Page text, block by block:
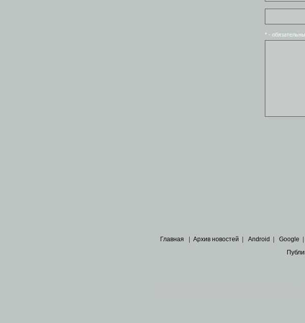
* -
Главная Архив новостей Android Google